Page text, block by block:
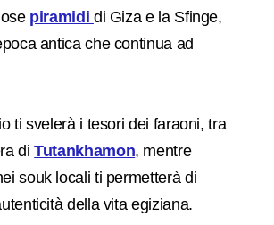
piramidi di Giza e la Sfinge,
antica che continua ad
ti svelerà i tesori dei faraoni, tra
diTutankhamon, mentre
souk locali ti permetterà di
della vita egiziana.